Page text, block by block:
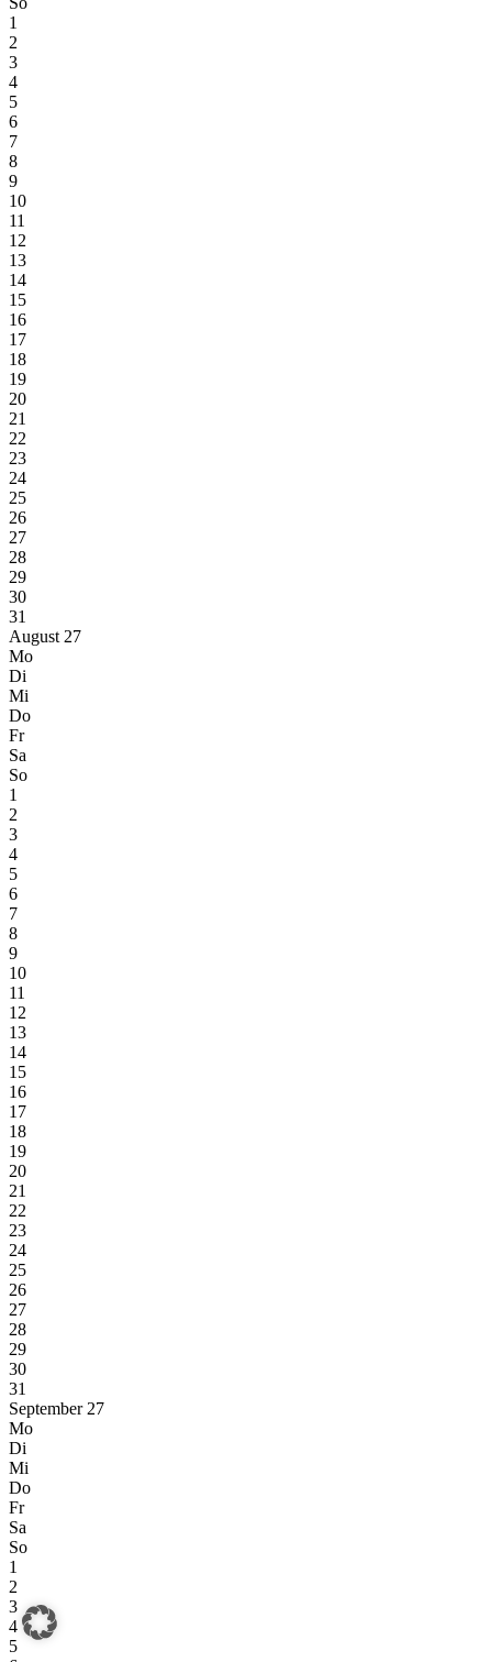
1
2
3
4
5
6
7
8
9
10
11
12
13
14
15
16
17
18
19
20
21
22
23
24
25
26
27
28
29
30
31
August 27
Mo
Di
Mi
Do
Fr
Sa
So
1
2
3
4
5
6
7
8
9
10
11
12
13
14
15
16
17
18
19
20
21
22
23
24
25
26
27
28
29
30
31
September 27
Mo
Di
Mi
Do
Fr
Sa
So
1
2
3
4
5